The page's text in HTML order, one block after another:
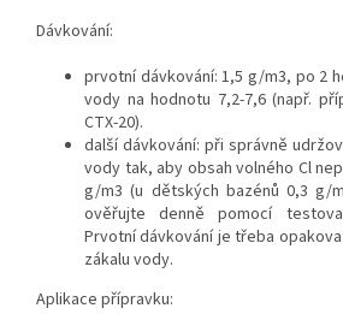
Dávkování:
prvotní dávkování: 1,5 g/m3, po 2
vody na hodnotu 7,2-7,6 (např.
CTX-20).
další dávkování: při správně
vody tak, aby obsah volného Cl
g/m3 (u dětských bazénů 0,3 g/
ověřujte denně pomocí
Prvotní dávkování je třeba
zákalu vody.
Aplikace přípravku: